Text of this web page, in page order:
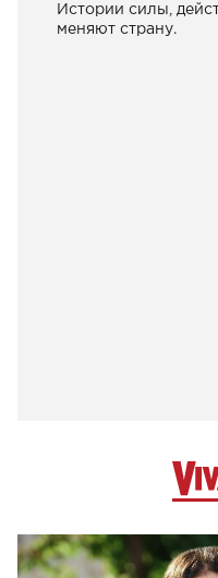
Истории силы,
меняют страну.